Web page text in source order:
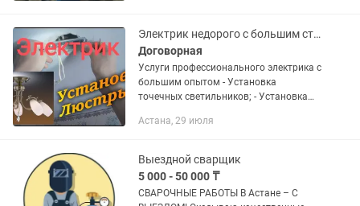
Электрик недорого с большим стажем. Установка люстр. Услуги электрика
Договорная
Услуги профессионального электрика с
большим опытом - Установка
точечных светильников; - Установка
Установка внутренних электрощитов; -
Астана, 29 июля
Выездной сварщик
5 000 - 50 000 ₸
СВАРОЧНЫЕ РАБОТЫ В Астане – С